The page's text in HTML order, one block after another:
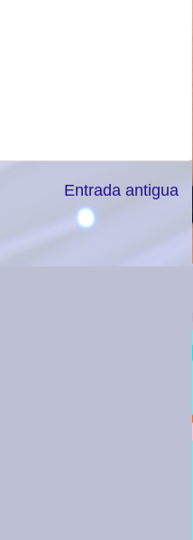
Entrada antigua